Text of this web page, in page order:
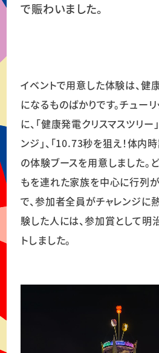
で賑わいました。
イベントで用意した体験は、健
になるものばかりです。チュー
に、「健康発電クリスマスツリー
ンジ」、「10.73秒を狙え！体内
の体験ブースを用意しました。
もを連れた家族を中心に行列
で、参加者全員がチャレンジに
験した人には、参加賞として明
トしました。